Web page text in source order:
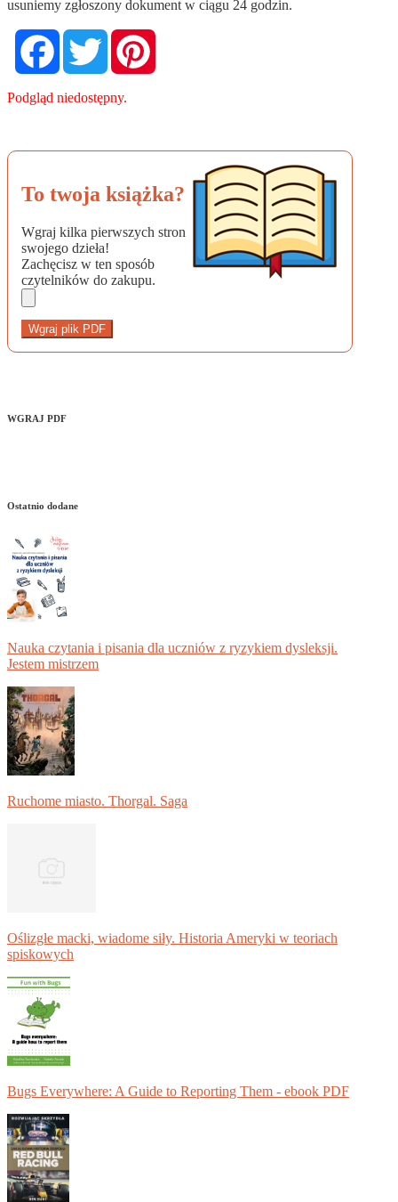
usuniemy zgłoszony dokument w ciągu 24 godzin.
FacebookTwitter
Podgląd niedostępny.
To twoja książka?
Wgraj kilka pierwszych stron
swojego dzieła!
Zachęcisz w ten sposób
czytelników do zakupu.
Wgraj plik PDF
WGRAJ PDF
Ostatnio dodane
Nauka czytania i pisania dla uczniów z ryzykiem dysleksji.
Jestem mistrzem
Ruchome miasto. Thorgal. Saga
Oślizgłe macki, wiadome siły. Historia Ameryki w teoriach
spiskowych
Bugs Everywhere: A Guide to Reporting Them - ebook PDF